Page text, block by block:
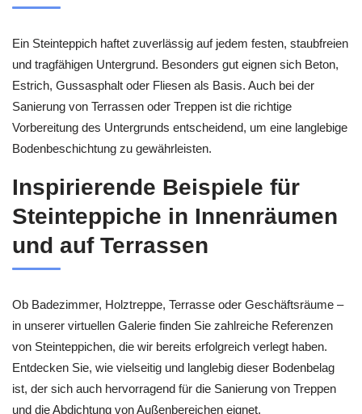
Ein Steinteppich haftet zuverlässig auf jedem festen, staubfreien
und tragfähigen Untergrund. Besonders gut eignen sich Beton,
Estrich, Gussasphalt oder Fliesen als Basis. Auch bei der
Sanierung von Terrassen oder Treppen ist die richtige
Vorbereitung des Untergrunds entscheidend, um eine langlebige
Bodenbeschichtung zu gewährleisten.
Inspirierende Beispiele für
Steinteppiche in Innenräumen
und auf Terrassen
Ob Badezimmer, Holztreppe, Terrasse oder Geschäftsräume –
in unserer virtuellen Galerie finden Sie zahlreiche Referenzen
von Steinteppichen, die wir bereits erfolgreich verlegt haben.
Entdecken Sie, wie vielseitig und langlebig dieser Bodenbelag
ist, der sich auch hervorragend für die Sanierung von Treppen
und die Abdichtung von Außenbereichen eignet.